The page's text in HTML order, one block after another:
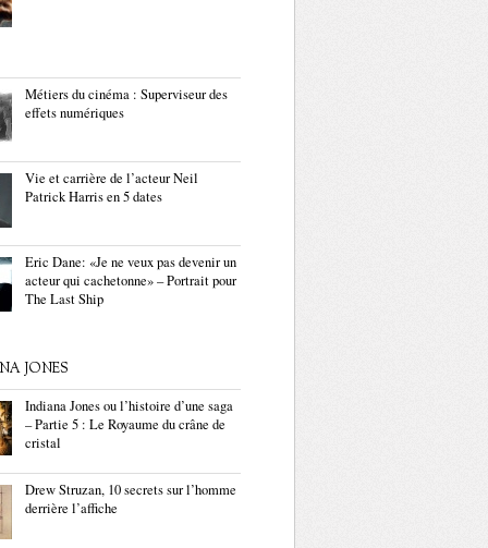
Métiers du cinéma : Superviseur des
effets numériques
Vie et carrière de l’acteur Neil
Patrick Harris en 5 dates
Eric Dane: «Je ne veux pas devenir un
acteur qui cachetonne» – Portrait pour
The Last Ship
JONES
Indiana Jones ou l’histoire d’une saga
– Partie 5 : Le Royaume du crâne de
cristal
Drew Struzan, 10 secrets sur l’homme
derrière l’affiche